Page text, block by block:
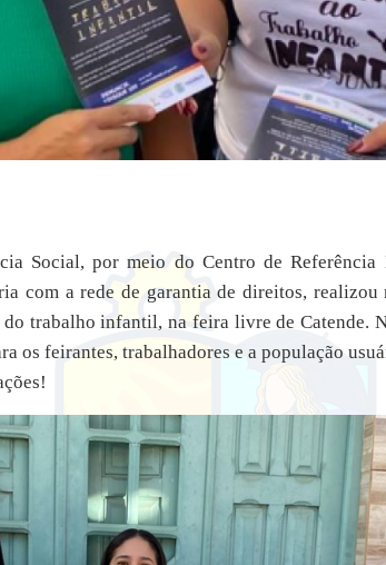
Social, por meio do Centro de Referência
com a rede de garantia de direitos, realizou
trabalho infantil, na feira livre de Catende.
os feirantes, trabalhadores e a população